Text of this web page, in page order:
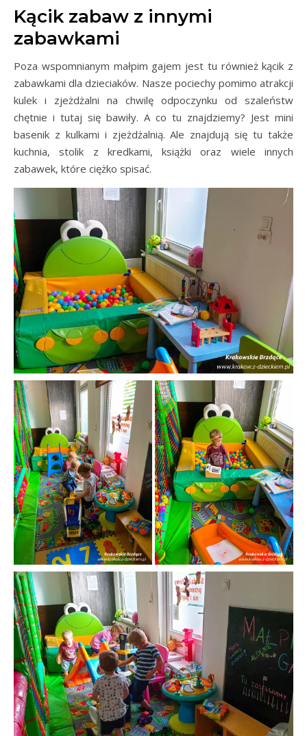
Kącik zabaw z innymi
zabawkami
Poza wspomnianym małpim gajem jest tu również kącik z
zabawkami dla dzieciaków. Nasze pociechy pomimo atrakcji
kulek i zjeżdżalni na chwilę odpoczynku od szaleństw
chętnie i tutaj się bawiły. A co tu znajdziemy? Jest mini
basenik z kulkami i zjeżdżalnią. Ale znajdują się tu także
kuchnia, stolik z kredkami, książki oraz wiele innych
zabawek, które ciężko spisać.